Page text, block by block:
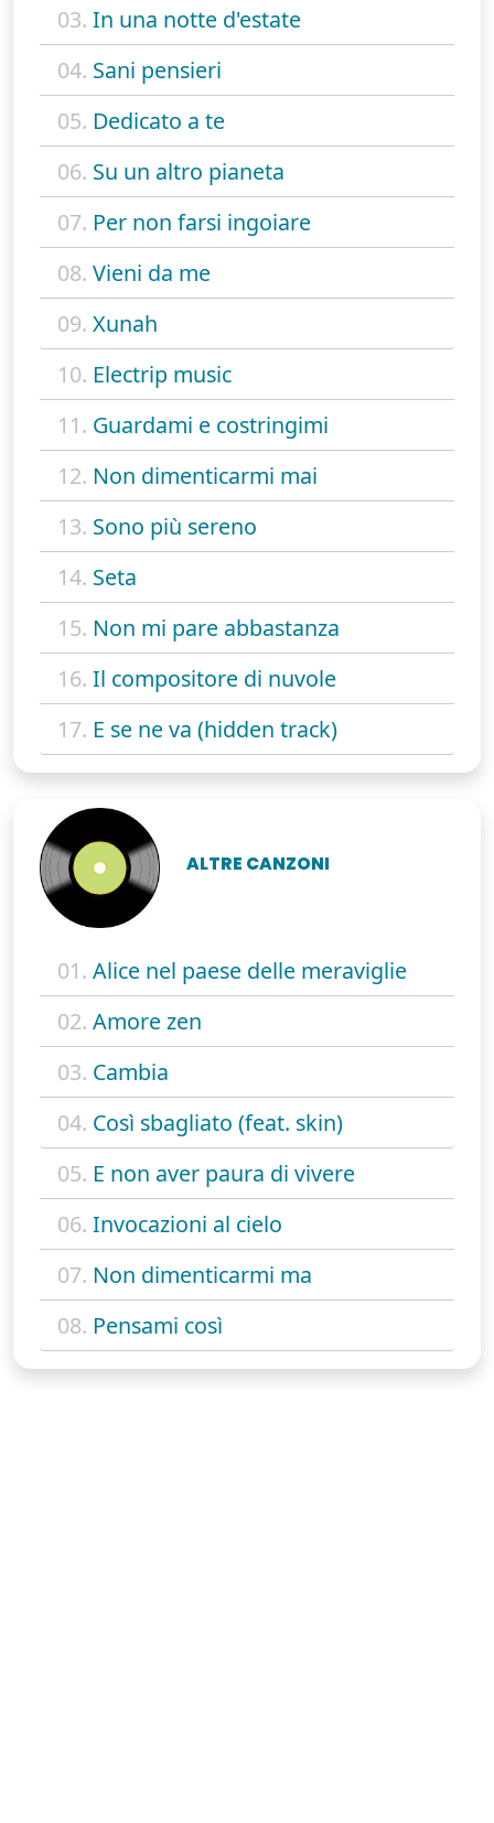
03. In una notte d'estate
04. Sani pensieri
05. Dedicato a te
06. Su un altro pianeta
07. Per non farsi ingoiare
08. Vieni da me
09. Xunah
10. Electrip music
11. Guardami e costringimi
12. Non dimenticarmi mai
13. Sono più sereno
14. Seta
15. Non mi pare abbastanza
16. Il compositore di nuvole
17. E se ne va (hidden track)
ALTRE CANZONI
01. Alice nel paese delle meraviglie
02. Amore zen
03. Cambia
04. Così sbagliato (feat. skin)
05. E non aver paura di vivere
06. Invocazioni al cielo
07. Non dimenticarmi ma
08. Pensami così